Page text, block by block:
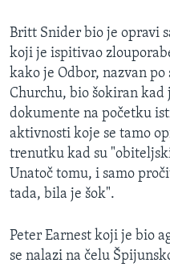
Britt Snider bio je opravi
koji je ispitivao
kako je Odbor, nazvan
Churchu, bio šokiran kad
dokumente na početku
aktivnosti koje se tamo
trenutku kad su
Unatoč tomu, i samo
tada, bila je šok".
Peter Earnest koji je bio
se nalazi na čelu